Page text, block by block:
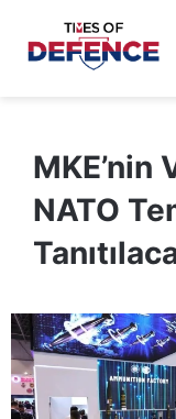
MKE’nin
NATO